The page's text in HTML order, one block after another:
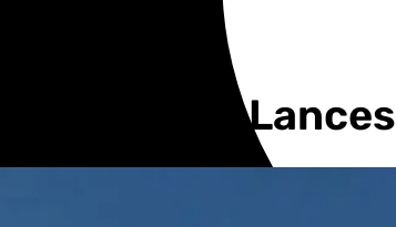
de los Lances